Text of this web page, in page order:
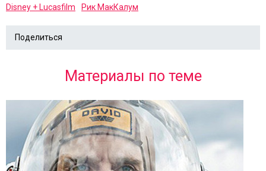
Disney + Lucasfilm
Рик МакКалум
Поделиться
Материалы по теме